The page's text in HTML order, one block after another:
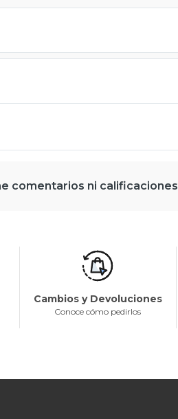
comentarios ni calificaciones
Cambios y Devoluciones
Conoce cómo pedirlos